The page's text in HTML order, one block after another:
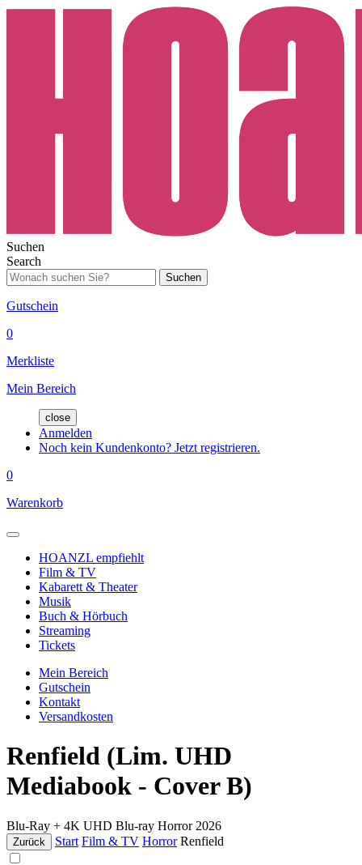
Suchen
Search
Suchen
Gutschein
0
Merkliste
Mein Bereich
close
Anmelden
Noch kein Kundenkonto? Jetzt registrieren.
0
Warenkorb
HOANZL empfiehlt
Film & TV
Kabarett & Theater
Musik
Buch & Hörbuch
Streaming
Tickets
Mein Bereich
Gutschein
Kontakt
Versandkosten
Renfield (Lim. UHD
Mediabook - Cover B)
Blu-Ray + 4K UHD Blu-ray Horror 2026
Zurück Start Film & TV Horror Renfield